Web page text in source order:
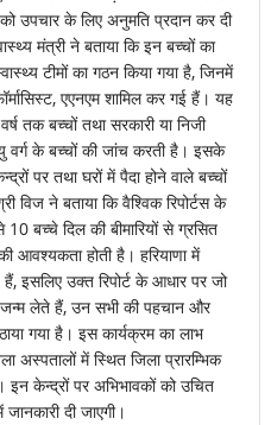
उपचार के लिए अनुमति प्रदान कर दी
मंत्री ने बताया कि इन बच्चों का
टीमों का गठन किया गया है, जिनमें
एएनएम शामिल कर गई हैं। यह
तक बच्चों तथा सरकारी या निजी
वर्ग के बच्चों की जांच करती है। इसके
पर तथा घरों में पैदा होने वाले बच्चों
विज ने बताया कि वैश्विक रिपोर्टस के
बच्चे दिल की बीमारियों से ग्रसित
आवश्यकता होती है। हरियाणा में
इसलिए उक्त रिपोर्ट के आधार पर जो
जन्म लेते हैं, उन सभी की पहचान और
गया है। इस कार्यक्रम का लाभ
अस्पतालों में स्थित जिला प्रारम्भिक
इन केन्द्रों पर अभिभावकों को उचित
दी जाएगी।